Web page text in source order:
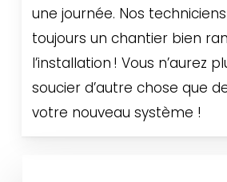
une journée. Nos
toujours un chantier bien
l’installation ! Vous n’aurez
soucier d’autre chose que
votre nouveau système !